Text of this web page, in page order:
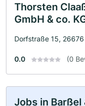
Thorsten
GmbH & co.
Dorfstraße 15,
0.0 (0
Jobs in